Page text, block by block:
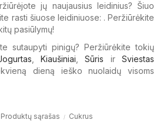
jų naujausius leidinius? Šiuo
rasti šiuose leidiniuose: . Peržiūrėkite
pasiūlymų!
sutaupyti pinigų? Peržiūrėkite tokių
,Kiaušiniai ,Sūris irSviestas
dieną ieško nuolaidų visoms
Produktų sąrašas Cukrus